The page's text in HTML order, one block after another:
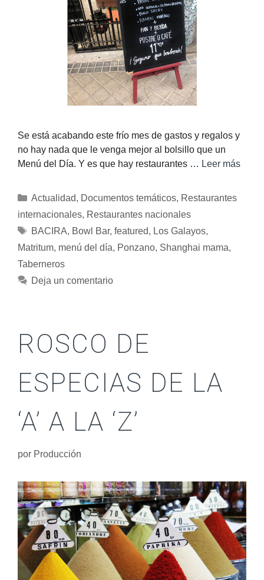
Se está acabando este frío mes de gastos y regalos y
no hay nada que le venga mejor al bolsillo que un
Menú del Día. Y es que hay restaurantes … Leer más
Actualidad, Documentos temáticos, Restaurantes
internacionales, Restaurantes nacionales
BACIRA, Bowl Bar, featured, Los Galayos,
Matritum, menú del día, Ponzano, Shanghai mama,
Taberneros
Deja un comentario
ROSCO DE
ESPECIAS DE LA
‘A’ A LA ‘Z’
por Producción